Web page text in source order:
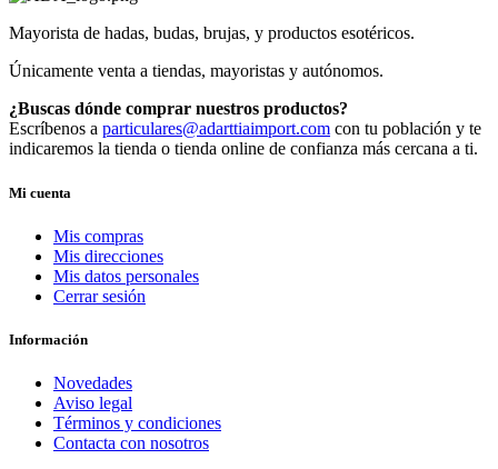
Mayorista de hadas, budas, brujas, y productos esotéricos.
Únicamente venta a tiendas, mayoristas y autónomos.
¿Buscas dónde comprar nuestros productos?
Escríbenos a particulares@adarttiaimport.com con tu población y te
indicaremos la tienda o tienda online de confianza más cercana a ti.
Mi cuenta
Mis compras
Mis direcciones
Mis datos personales
Cerrar sesión
Información
Novedades
Aviso legal
Términos y condiciones
Contacta con nosotros